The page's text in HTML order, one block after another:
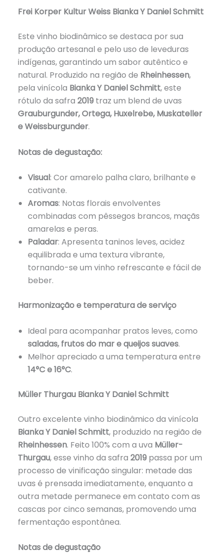
Frei Korper Kultur Weiss Bianka Y Daniel Schmitt
Este vinho biodinâmico se destaca por sua
produção artesanal e pelo uso de leveduras
indígenas, garantindo um sabor autêntico e
natural. Produzido na região de Rheinhessen,
pela vinícola Bianka Y Daniel Schmitt, este
rótulo da safra 2019 traz um blend de uvas
Grauburgunder, Ortega, Huxelrebe, Muskateller
e Weissburgunder.
Notas de degustação:
Visual: Cor amarelo palha claro, brilhante e
cativante.
Aromas: Notas florais envolventes
combinadas com pêssegos brancos, maçãs
amarelas e peras.
Paladar: Apresenta taninos leves, acidez
equilibrada e uma textura vibrante,
tornando-se um vinho refrescante e fácil de
beber.
Harmonização e temperatura de serviço
Ideal para acompanhar pratos leves, como
saladas, frutos do mar e queijos suaves.
Melhor apreciado a uma temperatura entre
14°C e 16°C.
Müller Thurgau Bianka Y Daniel Schmitt
Outro excelente vinho biodinâmico da vinícola
Bianka Y Daniel Schmitt, produzido na região de
Rheinhessen. Feito 100% com a uva Müller-
Thurgau, esse vinho da safra 2019 passa por um
processo de vinificação singular: metade das
uvas é prensada imediatamente, enquanto a
outra metade permanece em contato com as
cascas por cinco semanas, promovendo uma
fermentação espontânea.
Notas de degustação